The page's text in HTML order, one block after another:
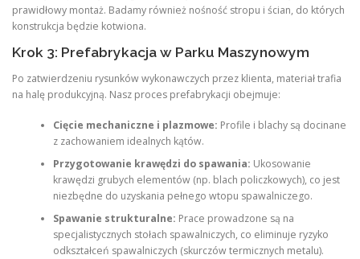
prawidłowy montaż. Badamy również nośność stropu i ścian, do których
konstrukcja będzie kotwiona.
Krok 3: Prefabrykacja w Parku Maszynowym
Po zatwierdzeniu rysunków wykonawczych przez klienta, materiał trafia
na halę produkcyjną. Nasz proces prefabrykacji obejmuje:
Cięcie mechaniczne i plazmowe: Profile i blachy są docinane
z zachowaniem idealnych kątów.
Przygotowanie krawędzi do spawania: Ukosowanie
krawędzi grubych elementów (np. blach policzkowych), co jest
niezbędne do uzyskania pełnego wtopu spawalniczego.
Spawanie strukturalne: Prace prowadzone są na
specjalistycznych stołach spawalniczych, co eliminuje ryzyko
odkształceń spawalniczych (skurczów termicznych metalu).